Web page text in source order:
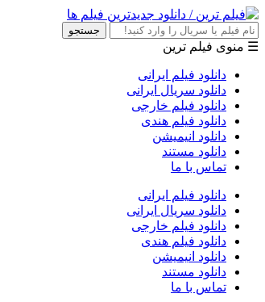
جستجو
☰ منوی فیلم ترین
دانلود فیلم ایرانی
دانلود سریال ایرانی
دانلود فیلم خارجی
دانلود فیلم هندی
دانلود انیمیشن
دانلود مستند
تماس با ما
دانلود فیلم ایرانی
دانلود سریال ایرانی
دانلود فیلم خارجی
دانلود فیلم هندی
دانلود انیمیشن
دانلود مستند
تماس با ما